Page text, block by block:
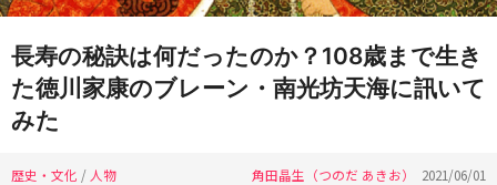
長寿の秘訣は何だったのか？108歳まで生き
た徳川家康のブレーン・南光坊天海に訊いて
みた
歴史・文化 / 人物 角田晶生（つのだ あきお） 2021/06/01